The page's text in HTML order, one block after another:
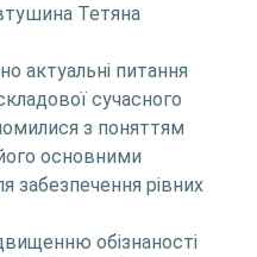
Тетяна
актуальні питання
сучасного
з поняттям
основними
забезпечення рівних
обізнаності